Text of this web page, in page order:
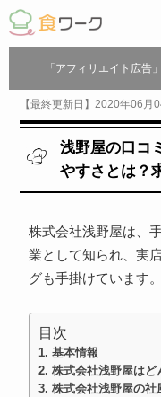
「アフィリエイト広告
【最終更新日】2020年06月
浅野屋の口コ
やすさとは？
株式会社浅野屋は、
業として知られ、実
グも手掛けています。
目次
基本情報
株式会社浅野屋はど
株式会社浅野屋の社